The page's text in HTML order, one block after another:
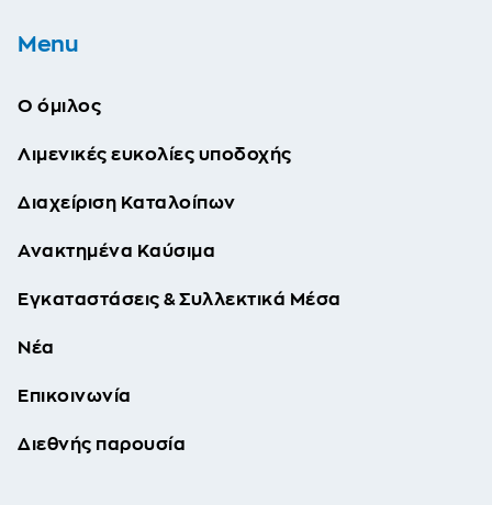
Menu
Ο όμιλος
Λιμενικές ευκολίες υποδοχής
Διαχείριση Καταλοίπων
Ανακτημένα Καύσιμα
Εγκαταστάσεις & Συλλεκτικά Μέσα
Νέα
Επικοινωνία
Διεθνής παρουσία